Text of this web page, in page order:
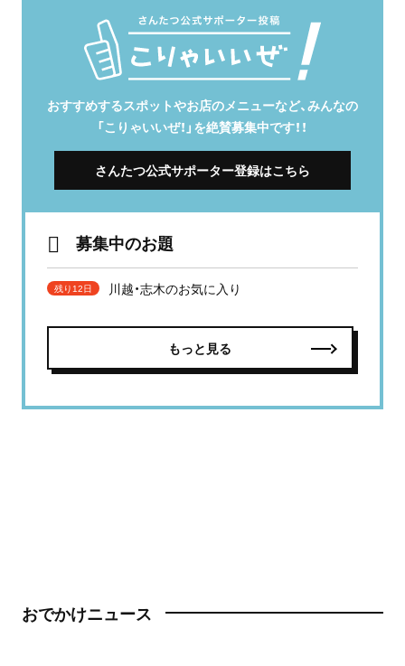
おすすめするスポットやお店のメニューなど、みんなの
「こりゃいいぜ！」を絶賛募集中です！！
さんたつ公式サポーター登録はこちら
募集中のお題
残り12日 川越・志木のお気に入り
もっと見る
おでかけニュース